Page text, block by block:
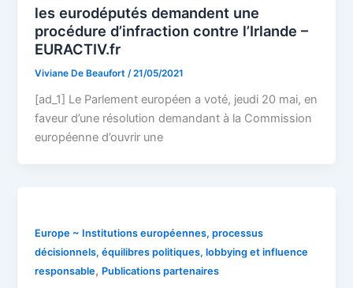
les eurodéputés demandent une
procédure d’infraction contre l’Irlande –
EURACTIV.fr
Viviane De Beaufort/21/05/2021
[ad_1] Le Parlement européen a voté, jeudi 20 mai, en
faveur d’une résolution demandant à la Commission
européenne d’ouvrir une
Europe ~ Institutions européennes, processus
décisionnels, équilibres politiques, lobbying et influence
responsable, Publications partenaires